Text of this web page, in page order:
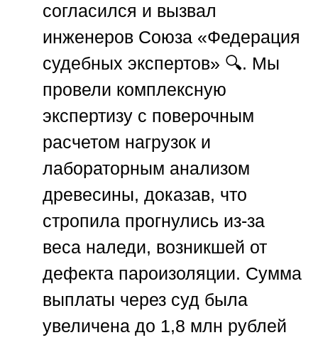
согласился и вызвал
инженеров Союза «Федерация
судебных экспертов» 🔍. Мы
провели комплексную
экспертизу с поверочным
расчетом нагрузок и
лабораторным анализом
древесины, доказав, что
стропила прогнулись из-за
веса наледи, возникшей от
дефекта пароизоляции. Сумма
выплаты через суд была
увеличена до 1,8 млн рублей